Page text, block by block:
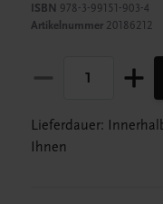
ISBN 978-3-99151-903-4
Artikelnummer20186212
Lieferdauer:
Ihnen